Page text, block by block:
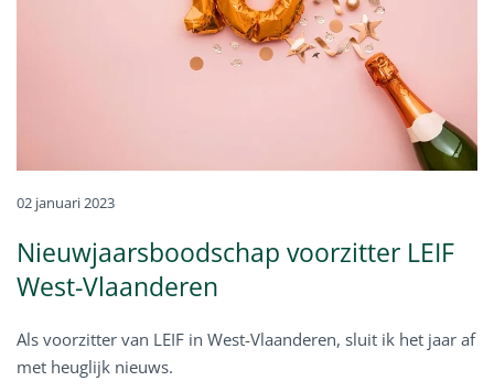
02 januari 2023
Nieuwjaarsboodschap voorzitter LEIF
West-Vlaanderen
Als voorzitter van LEIF in West-Vlaanderen, sluit ik het jaar af
met heuglijk nieuws.